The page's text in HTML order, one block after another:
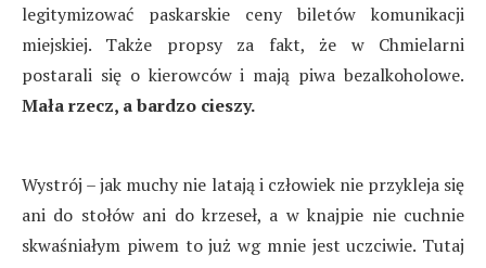
legitymizować paskarskie ceny biletów komunikacji
miejskiej. Także propsy za fakt, że w Chmielarni
postarali się o kierowców i mają piwa bezalkoholowe.
Mała rzecz, a bardzo cieszy.
Wystrój – jak muchy nie latają i człowiek nie przykleja się
ani do stołów ani do krzeseł, a w knajpie nie cuchnie
skwaśniałym piwem to już wg mnie jest uczciwie. Tutaj